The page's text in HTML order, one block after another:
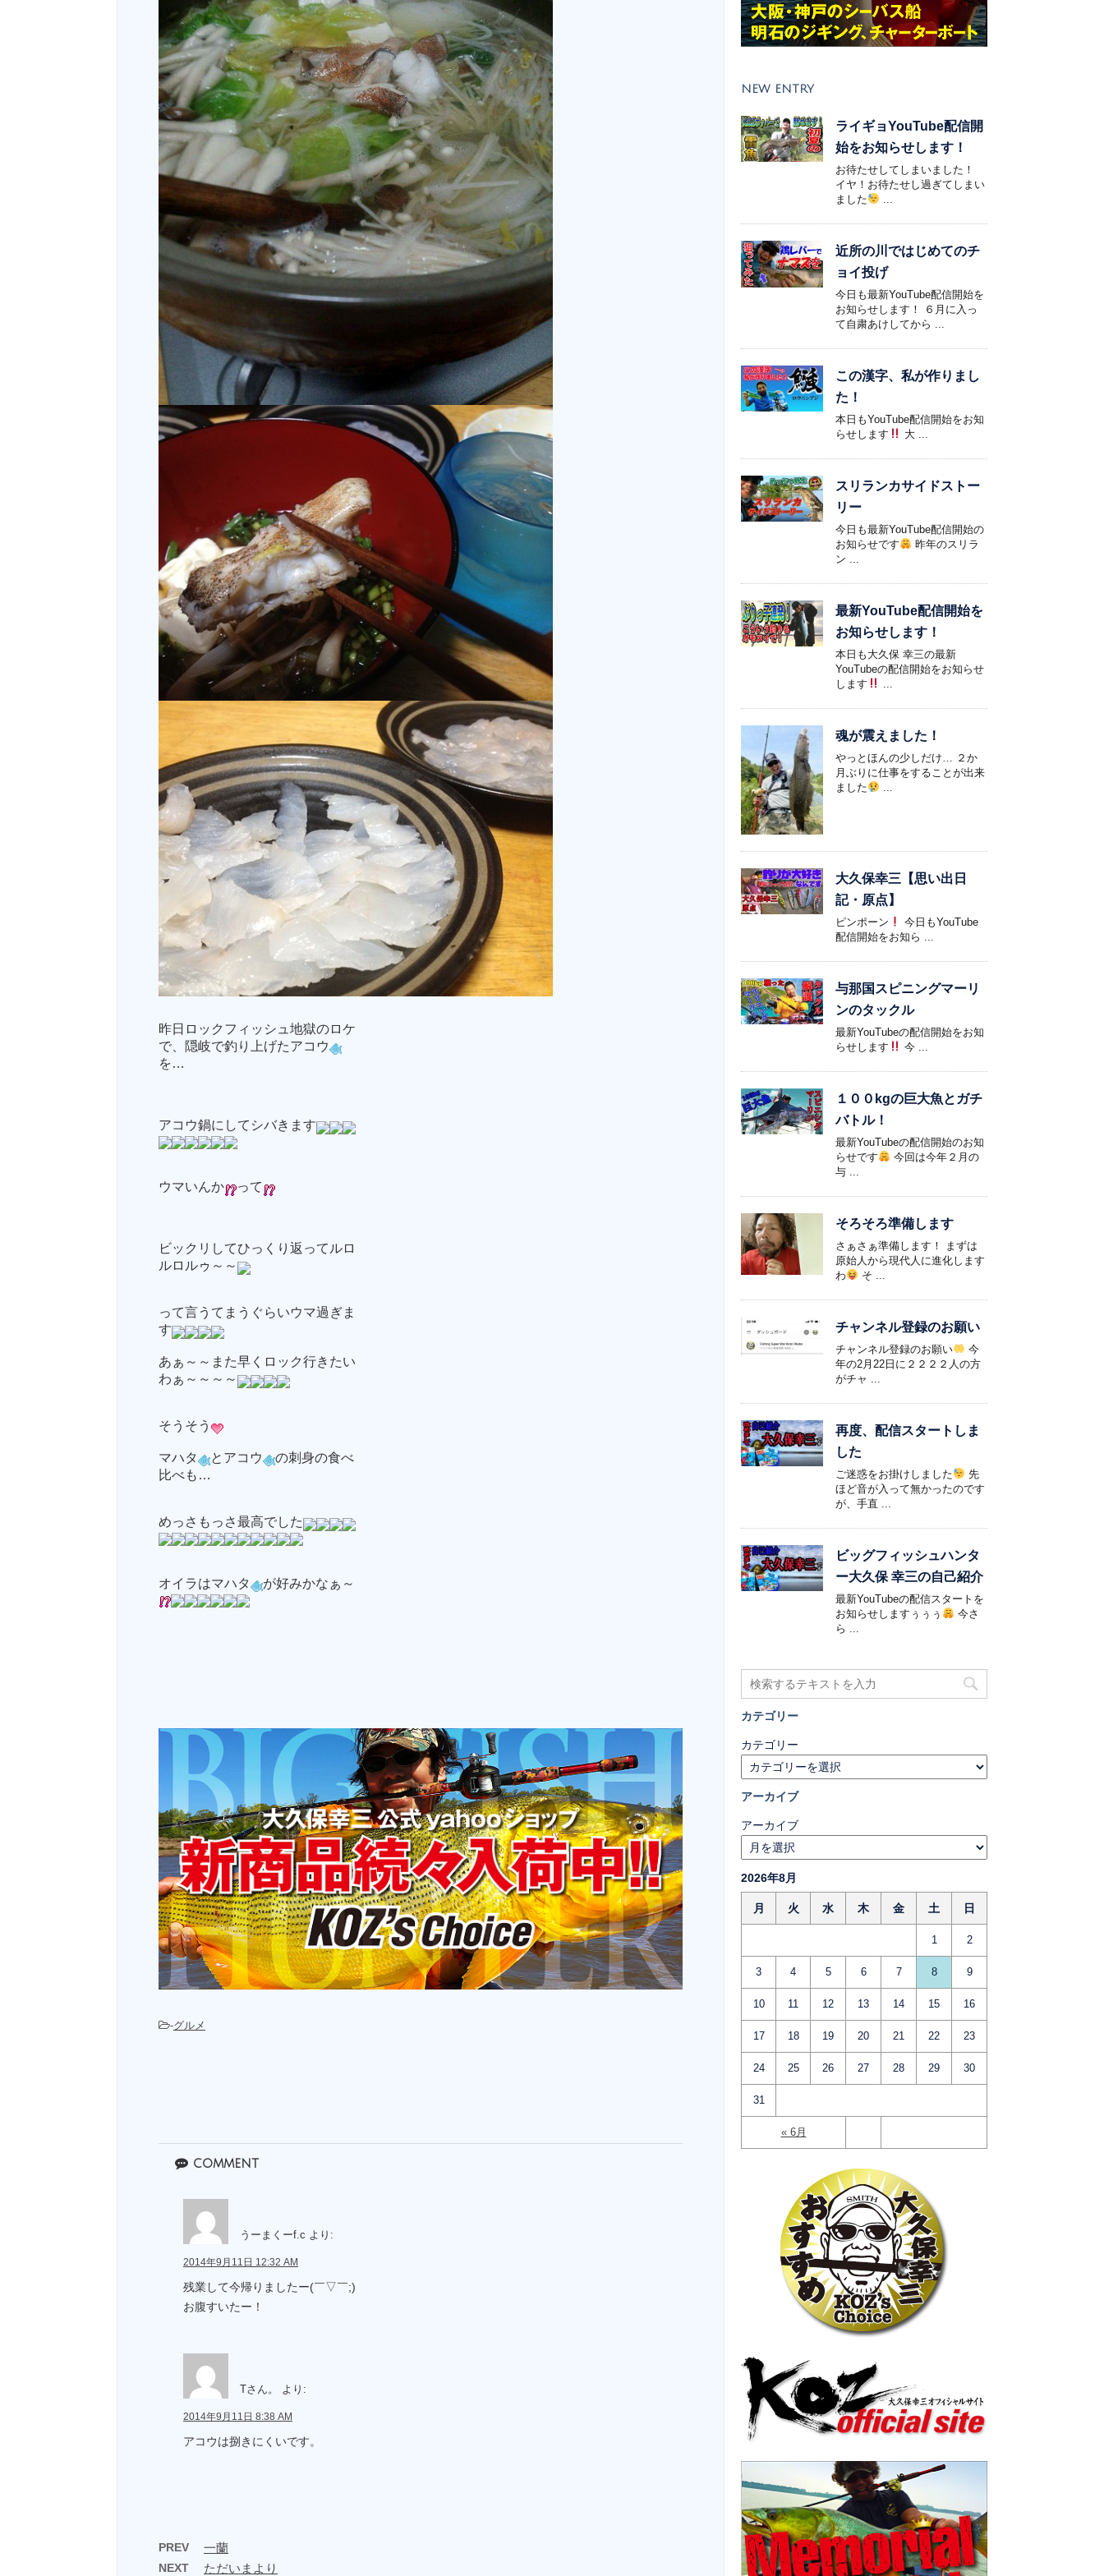
昨日ロックフィッシュ地獄のロケ
で、隠岐で釣り上げたアコウ
を…
アコウ鍋にしてシバきます
ウマいんか って
ビックリしてひっくり返ってルロ
ルロルゥ～～
って言うてまうぐらいウマ過ぎま
す
あぁ～～また早くロック行きたい
わぁ～～～～
そうそう
マハタ とアコウ
の刺身の食べ
比べも…
めっさもっさ最高でした
オイラはマハタ が好みかなぁ～
-グルメ
comment
うーまくーf.c より:
2014年9月11日 12:32 AM
残業して今帰りましたー(￣▽￣;)
お腹すいたー！
Tさん。 より:
2014年9月11日 8:38 AM
アコウは捌きにくいです。
PREV 一蘭
NEXT ただいまより
NEW ENTRY
ライギョYouTube配信開
始をお知らせします！
お待たせしてしまいました！
イヤ！お待たせし過ぎてしまい
ました
...
近所の川ではじめてのチ
ョイ投げ
今日も最新YouTube配信開始を
お知らせします！ ６月に入っ
て自粛あけしてから ...
この漢字、私が作りまし
た！
本日もYouTube配信開始をお知
らせします
大 ...
スリランカサイドストー
リー
今日も最新YouTube配信開始の
お知らせです
昨年のスリラ
ン ...
最新YouTube配信開始を
お知らせします！
本日も大久保 幸三の最新
YouTubeの配信開始をお知らせ
します
...
魂が震えました！
やっとほんの少しだけ… ２か
月ぶりに仕事をすることが出来
ました
...
大久保幸三【思い出日
記・原点】
ピンポーン
今日もYouTube
配信開始をお知ら ...
与那国スピニングマーリ
ンのタックル
最新YouTubeの配信開始をお知
らせします
今 ...
１００kgの巨大魚とガチ
バトル！
最新YouTubeの配信開始のお知
らせです
今回は今年２月の
与 ...
そろそろ準備します
さぁさぁ準備します！ まずは
原始人から現代人に進化します
わ
そ ...
チャンネル登録のお願い
チャンネル登録のお願い
今
年の2月22日に２２２２人の方
がチャ ...
再度、配信スタートしま
した
ご迷惑をお掛けしました
先
ほど音が入って無かったのです
が、手直 ...
ビッグフィッシュハンタ
ー大久保 幸三の自己紹介
最新YouTubeの配信スタートを
お知らせしますぅぅぅ
今さ
ら ...
カテゴリー
カテゴリー
アーカイブ
アーカイブ
2026年8月
月 火 水 木 金 土 日
« 6月
1 2
3 4 5 6 7 8 9
10 11 12 13 14 15 16
17 18 19 20 21 22 23
24 25 26 27 28 29 30
31